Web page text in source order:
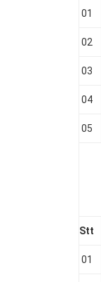
01
02
03
04
05
Stt
01